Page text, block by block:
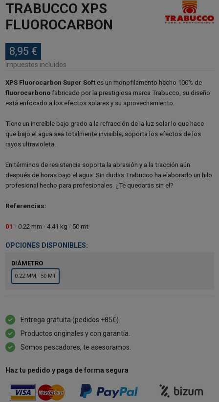
TRABUCCO XPS
FLUOROCARBON
8,95 €
Impuestos incluidos
XPS Fluorocarbon Super Softes un monofilamento hecho 100% de
fluorocarbonofabricado por la prestigiosa marca Trabucco, su diseño
está enfocado a los efectos solares y su aprovechamiento.
Tiene un increíble bajo grado a la refracción de la luz solar lo que hace
que bajo el agua sea totalmente invisible; soporta los efectos de los
rayos ultravioleta.
En términos de resistencia soporta la abrasión y a la tracción aún
después de horas bajo el agua. Sin dudas Trabucco ha elaborado un hilo
profesional hecho para profesionales. ¿Te quedarás sin el?
Referencias:
01 - 0.22 mm - 4.41 kg - 50 mt
OPCIONES DISPONIBLES:
DIÁMETRO
0.22 MM - 50 MT
Entrega gratuita (pedidos +85€).
Productos originales y con garantía.
Somos pescadores, te asesoramos.
Haz tu pedido y paga de forma segura